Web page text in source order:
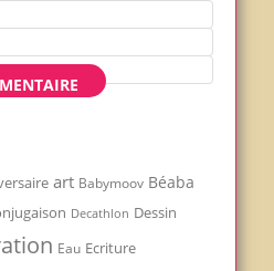
art Babymoov Béaba
Decathlon Dessin
Eau Ecriture